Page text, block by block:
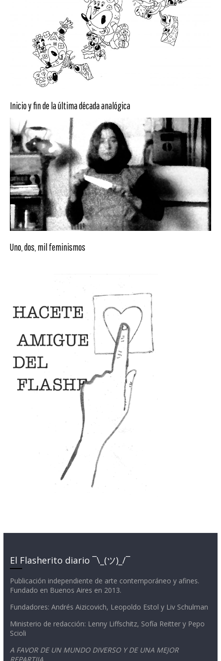
Inicio y fin de la última década analógica
Uno, dos, mil feminismos
El Flasherito diario ¯\_(ツ)_/¯
Publicación independiente de arte contemporáneo y afines.
Fundado en Buenos Aires en 2013.
Fundadores: Andrés Aizicovich, Leopoldo Estol y Liv Schulman
Ministerio de redacción: Lenny Liffschitz, Sofía Reitter y Pepo
Scioli
A FAVOR DE UN MUNDO DIVERSO Y DE UNA MEJOR